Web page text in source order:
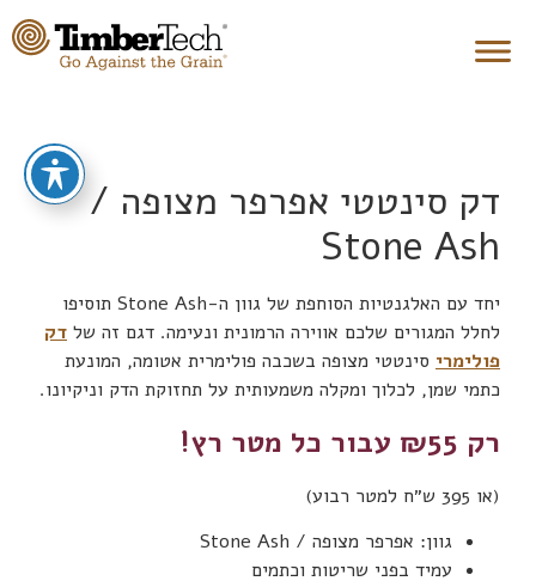
דק סינטטי אפרפר מצופה /
Stone Ash
יחד עם האלגנטיות הסוחפת של גוון ה-Stone Ash תוסיפו
לחלל המגורים שלכם אווירה הרמונית ונעימה. דגם זה של דק
פולימרי סינטטי מצופה בשכבה פולימרית אטומה, המונעת
כתמי שמן, לכלוך ומקלה משמעותית על תחזוקת הדק וניקיונו.
רק ₪55 עבור כל מטר רץ!
(או 395 ש״ח למטר רבוע)
גוון: אפרפר מצופה / Stone Ash
עמיד בפני שריטות וכתמים